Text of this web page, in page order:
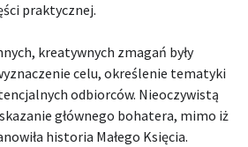
praktycznej.
kreatywnych zmagań były
celu, określenie tematyki
odbiorców. Nieoczywistą
głównego bohatera, mimo iż
historia Małego Księcia.